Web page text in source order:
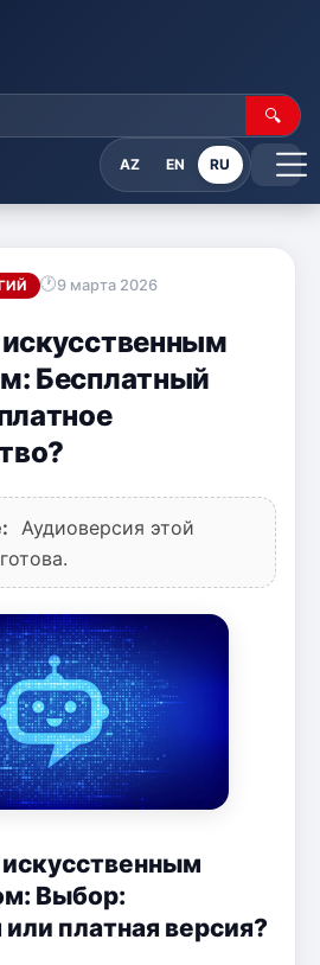
🔍
AZ EN RU
9 марта 2026
Бесплатный
Аудиоверсия этой
Выбор:
платная версия?